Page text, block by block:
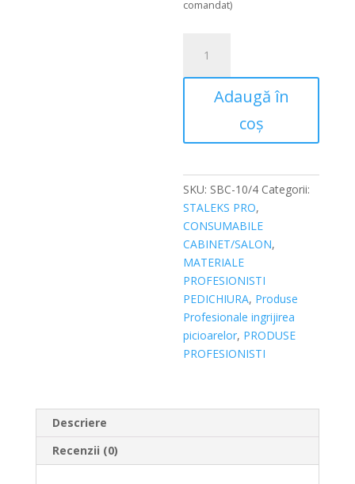
comandat)
Forfecuta
unghii
Tip
4
SBC-
10/4
Adaugă în
coș
SKU: SBC-10/4 Categorii:
STALEKS PRO,
CONSUMABILE
CABINET/SALON,
MATERIALE
PROFESIONISTI
PEDICHIURA, Produse
Profesionale ingrijirea
picioarelor, PRODUSE
PROFESIONISTI
Descriere
Recenzii (0)